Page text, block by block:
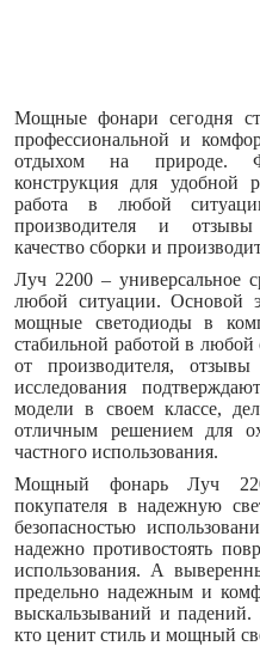
Мощные фонари сегодня
профессиональной и
отдыхом на природе.
конструкция для удобной
работа в любой
производителя и отзывы
качество сборки и
Луч 2200 – универсальное
любой ситуации. Основой
мощные светодиоды в
стабильной работой в любой
от производителя,
исследования
модели в своем классе,
отличным решением для
частного использования.
Мощный фонарь Луч
покупателя в надежную
безопасностью
надежно противостоять
использования. А
предельно надежным и
выскальзываний и
кто ценит стиль и мощный